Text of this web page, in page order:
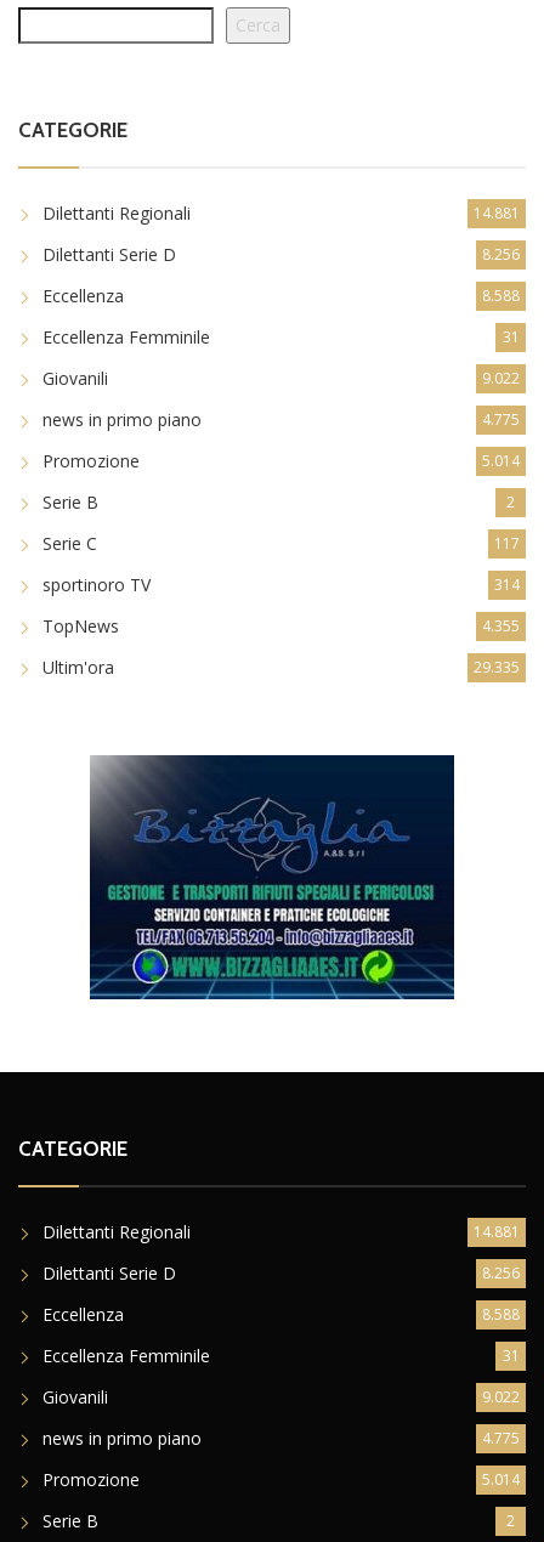
Cerca
CATEGORIE
Dilettanti Regionali 14.881
Dilettanti Serie D 8.256
Eccellenza 8.588
Eccellenza Femminile 31
Giovanili 9.022
news in primo piano 4.775
Promozione 5.014
Serie B 2
Serie C 117
sportinoro TV 314
TopNews 4.355
Ultim'ora 29.335
CATEGORIE
Dilettanti Regionali 14.881
Dilettanti Serie D 8.256
Eccellenza 8.588
Eccellenza Femminile 31
Giovanili 9.022
news in primo piano 4.775
Promozione 5.014
Serie B 2